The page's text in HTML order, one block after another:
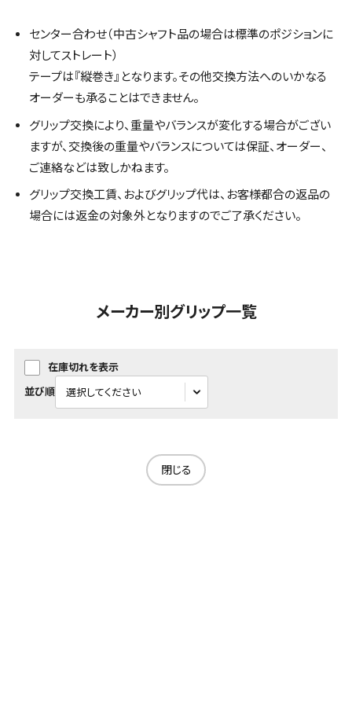
センター合わせ（中古シャフト品の場合は標準のポジションに
対してストレート）
テープは『縦巻き』となります。その他交換方法へのいかなる
オーダーも承ることはできません。
グリップ交換により、重量やバランスが変化する場合がござい
ますが、交換後の重量やバランスについては保証、オーダー、
ご連絡などは致しかねます。
グリップ交換工賃、およびグリップ代は、お客様都合の返品の
場合には返金の対象外となりますのでご了承ください。
メーカー別グリップ一覧
在庫切れを表示
並び順
閉じる